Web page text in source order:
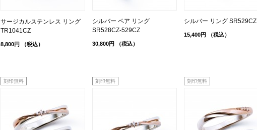
サージカルステンレス リング
TR1041CZ
8,800円 （税込）
シルバー ペア リング
SR528CZ-529CZ
30,800円 （税込）
シルバー リング SR529CZ
15,400円 （税込）
刻印無料 刻印無料 刻印無料